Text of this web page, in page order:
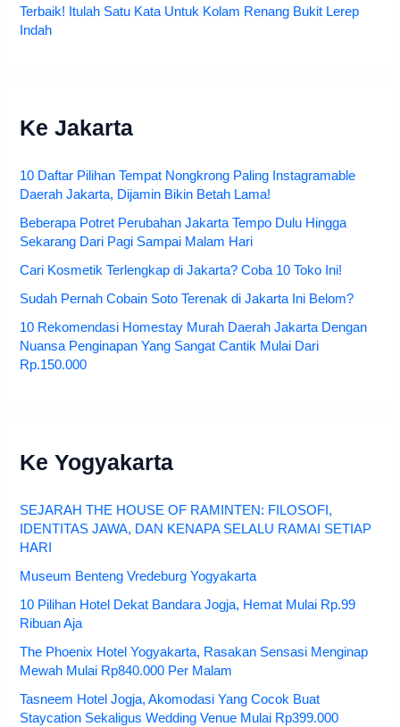
Terbaik! Itulah Satu Kata Untuk Kolam Renang Bukit Lerep
Indah
Ke Jakarta
10 Daftar Pilihan Tempat Nongkrong Paling Instagramable
Daerah Jakarta, Dijamin Bikin Betah Lama!
Beberapa Potret Perubahan Jakarta Tempo Dulu Hingga
Sekarang Dari Pagi Sampai Malam Hari
Cari Kosmetik Terlengkap di Jakarta? Coba 10 Toko Ini!
Sudah Pernah Cobain Soto Terenak di Jakarta Ini Belom?
10 Rekomendasi Homestay Murah Daerah Jakarta Dengan
Nuansa Penginapan Yang Sangat Cantik Mulai Dari
Rp.150.000
Ke Yogyakarta
SEJARAH THE HOUSE OF RAMINTEN: FILOSOFI,
IDENTITAS JAWA, DAN KENAPA SELALU RAMAI SETIAP
HARI
Museum Benteng Vredeburg Yogyakarta
10 Pilihan Hotel Dekat Bandara Jogja, Hemat Mulai Rp.99
Ribuan Aja
The Phoenix Hotel Yogyakarta, Rasakan Sensasi Menginap
Mewah Mulai Rp840.000 Per Malam
Tasneem Hotel Jogja, Akomodasi Yang Cocok Buat
Staycation Sekaligus Wedding Venue Mulai Rp399.000